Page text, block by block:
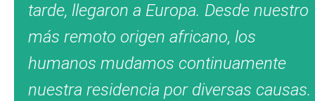
tarde, llegaron a Europa. Desde nuestro
más remoto origen africano, los
humanos mudamos continuamente
nuestra residencia por diversas causas.